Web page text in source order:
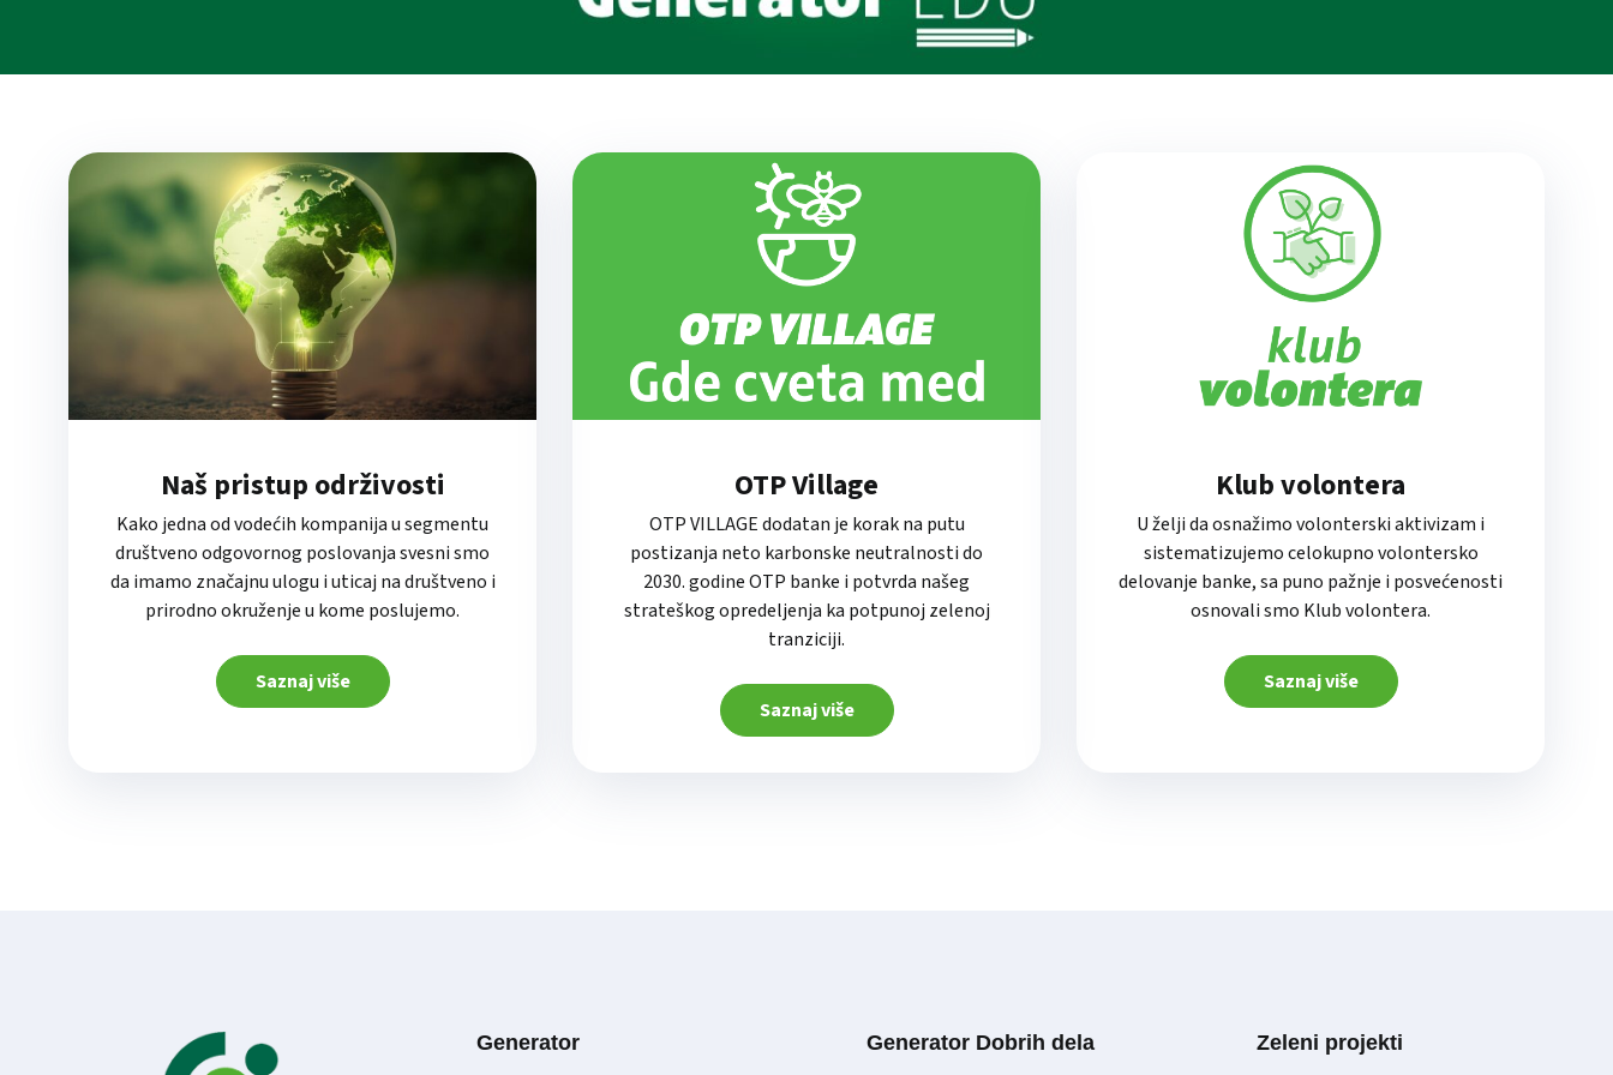
Naš pristup održivosti
Kako jedna od vodećih kompanija u segmentu
društveno odgovornog poslovanja svesni smo
da imamo značajnu ulogu i uticaj na društveno i
prirodno okruženje u kome poslujemo.
Saznaj više
OTP Village
OTP VILLAGE dodatan je korak na putu
postizanja neto karbonske neutralnosti do
2030. godine OTP banke i potvrda našeg
strateškog opredeljenja ka potpunoj zelenoj
tranziciji.
Saznaj više
Klub volontera
U želji da osnažimo volonterski aktivizam i
sistematizujemo celokupno volontersko
delovanje banke, sa puno pažnje i posvećenosti
osnovali smo Klub volontera.
Saznaj više
Generator Generator Dobrih dela Zeleni projekti